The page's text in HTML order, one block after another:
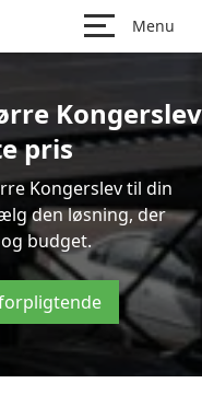
Menu
Kongerslev
pris
Kongerslev til din
den løsning, der
budget.